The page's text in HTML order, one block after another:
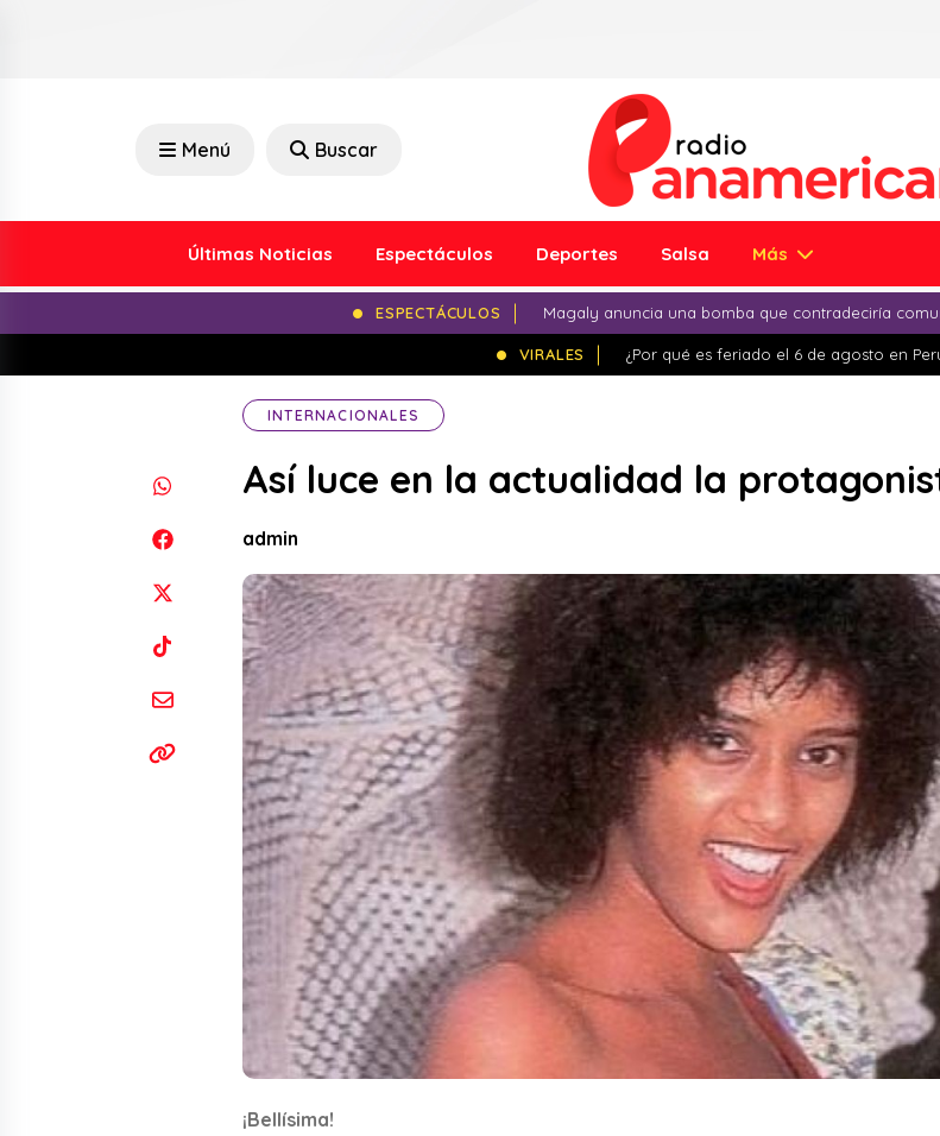
Menú Buscar
Últimas Noticias Espectáculos Deportes Salsa Más
ESPECTÁCULOS Magaly anuncia una bomba que contradeciría
VIRALES ¿Por qué es feriado el 6 de agosto en
INTERNACIONALES
Así luce en la actualidad la
admin
¡Bellísima!